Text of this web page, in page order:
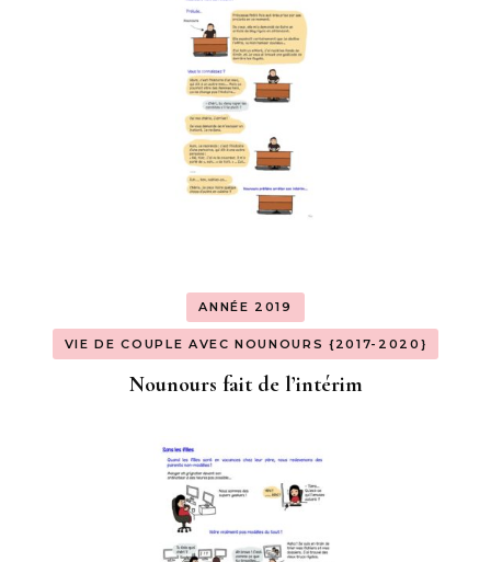
ANNÉE 2019
VIE DE COUPLE AVEC NOUNOURS {2017-2020}
Nounours fait de l’intérim